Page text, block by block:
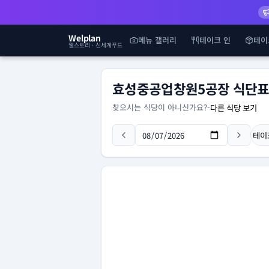
Welplan
웰스토리 · 신세계푸드 메뉴 갤러리 테이크 인 테
효성중공업창원5공장 식단표
찾으시는 식당이 아니신가요?-다른 식당 보기
테